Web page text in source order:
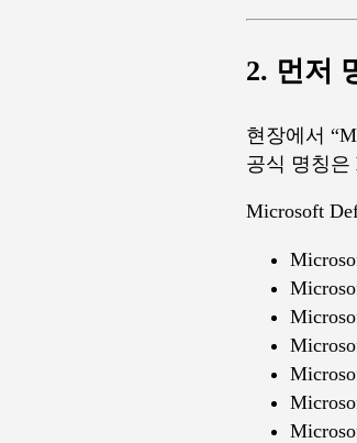
2. 먼저
현장에서
공식 명칭은
Microsoft